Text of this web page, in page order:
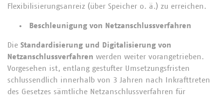
Flexibilisierungsanreiz (über Speicher o. ä.) zu erreichen.
Beschleunigung von Netzanschlussverfahren
Die Standardisierung und Digitalisierung von
Netzanschlussverfahren werden weiter vorangetrieben.
Vorgesehen ist, entlang gestufter Umsetzungsfristen
schlussendlich innerhalb von 3 Jahren nach Inkrafttreten
des Gesetzes sämtliche Netzanschlussverfahren für